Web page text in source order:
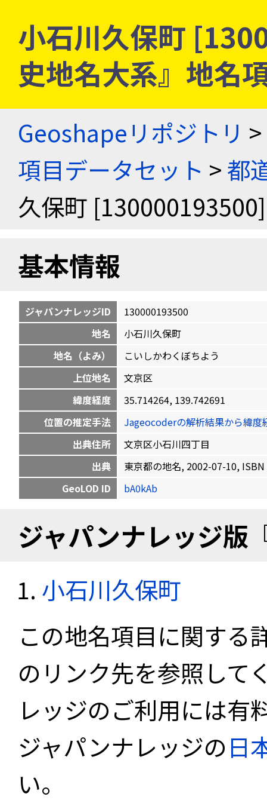
小石川久保町
史地名大系』地名
Geoshapeリポジトリ >
項目データセット >都
久保町 [130000193500]
基本情報
ジャパンナレッジID
130000193500
地名
小石川久保町
地名（よみ）
こいしかわくぼちよう
上位地名
文京区
緯度経度
35.714264, 139.742691
位置の推定手法
Jageocoderの解析結果から緯度
出典住所
文京区小石川四丁目
出典
東京都の地名, 2002-07-10,
GeoLOD ID
bA0kAb
ジャパンナレッジ版
小石川久保町
この地名項目に関する
のリンク先を参照して
レッジのご利用には有
ジャパンナレッジの日
い。